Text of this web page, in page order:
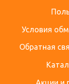
Условия
Обратная